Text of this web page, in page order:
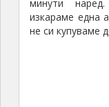
минути
изкараме една
не си купуваме